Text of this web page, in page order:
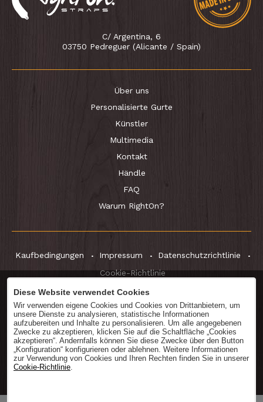
C/ Argentina, 6
03750 Pedreguer (Alicante / Spain)
Über uns
Personalisierte Gurte
Künstler
Multimedia
Kontakt
Händle
FAQ
Warum RightOn?
Kaufbedingungen Impressum
Datenschutzrichtlinie
Cookie-Richtlinie
Katalogherunterladen
Diese Website verwendet Cookies
Wir verwenden eigene Cookies und Cookies von Drittanbietern, um
unsere Dienste zu analysieren, statistische Informationen
aufzubereiten und Inhalte zu personalisieren. Um alle angegebenen
Zwecke zu akzeptieren, klicken Sie auf die Schaltfläche „Cookies
akzeptieren“. Andernfalls können Sie diese Zwecke über den Button
„Konfiguration“ konfigurieren oder ablehnen. Weitere Informationen
zur Verwendung von Cookies und Ihren Rechten finden Sie in unserer
Cookie-Richtlinie.